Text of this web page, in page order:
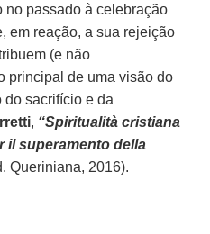
no passado à celebração
em reação, a sua rejeição
(e não
principal de uma visão do
sacrifício e da
, “Spiritualità cristiana
il superamento della
Queriniana, 2016).